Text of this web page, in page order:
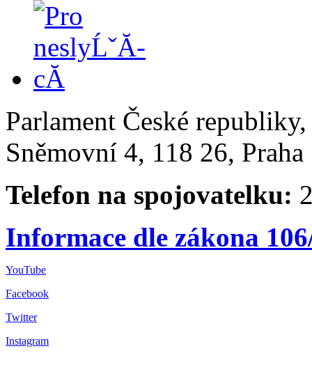
Parlament České
Sněmovní 4, 118 26,
Telefon na spojovatelku:
Informace dle zákona
YouTube
Facebook
Twitter
Instagram